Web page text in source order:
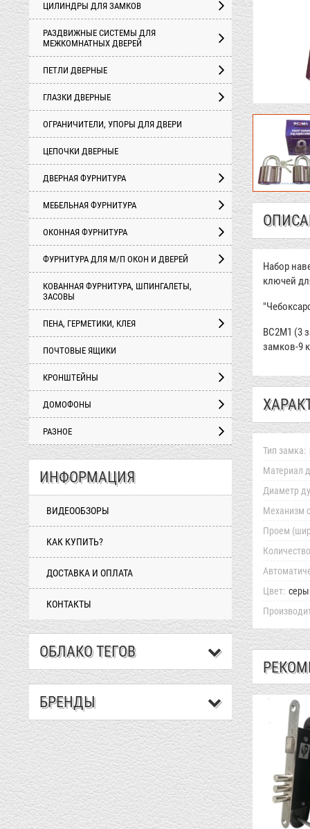
ЦИЛИНДРЫ ДЛЯ ЗАМКОВ
РАЗДВИЖНЫЕ СИСТЕМЫ ДЛЯ
МЕЖКОМНАТНЫХ ДВЕРЕЙ
ПЕТЛИ ДВЕРНЫЕ
ГЛАЗКИ ДВЕРНЫЕ
ОГРАНИЧИТЕЛИ, УПОРЫ ДЛЯ ДВЕРИ
ЦЕПОЧКИ ДВЕРНЫЕ
ДВЕРНАЯ ФУРНИТУРА
МЕБЕЛЬНАЯ ФУРНИТУРА
ОКОННАЯ ФУРНИТУРА
ФУРНИТУРА ДЛЯ М/П ОКОН И ДВЕРЕЙ
КОВАННАЯ ФУРНИТУРА, ШПИНГАЛЕТЫ,
ЗАСОВЫ
ПЕНА, ГЕРМЕТИКИ, КЛЕЯ
ПОЧТОВЫЕ ЯЩИКИ
КРОНШТЕЙНЫ
ДОМОФОНЫ
РАЗНОЕ
ИНФОРМАЦИЯ
ВИДЕООБЗОРЫ
КАК КУПИТЬ?
ДОСТАВКА И ОПЛАТА
КОНТАКТЫ
ОБЛАКО ТЕГОВ
БРЕНДЫ
Набор
ключей
ВС2М1 (3
замков-9
Тип замка:
Материал
Диаметр
Механизм
Проем
Цвет: